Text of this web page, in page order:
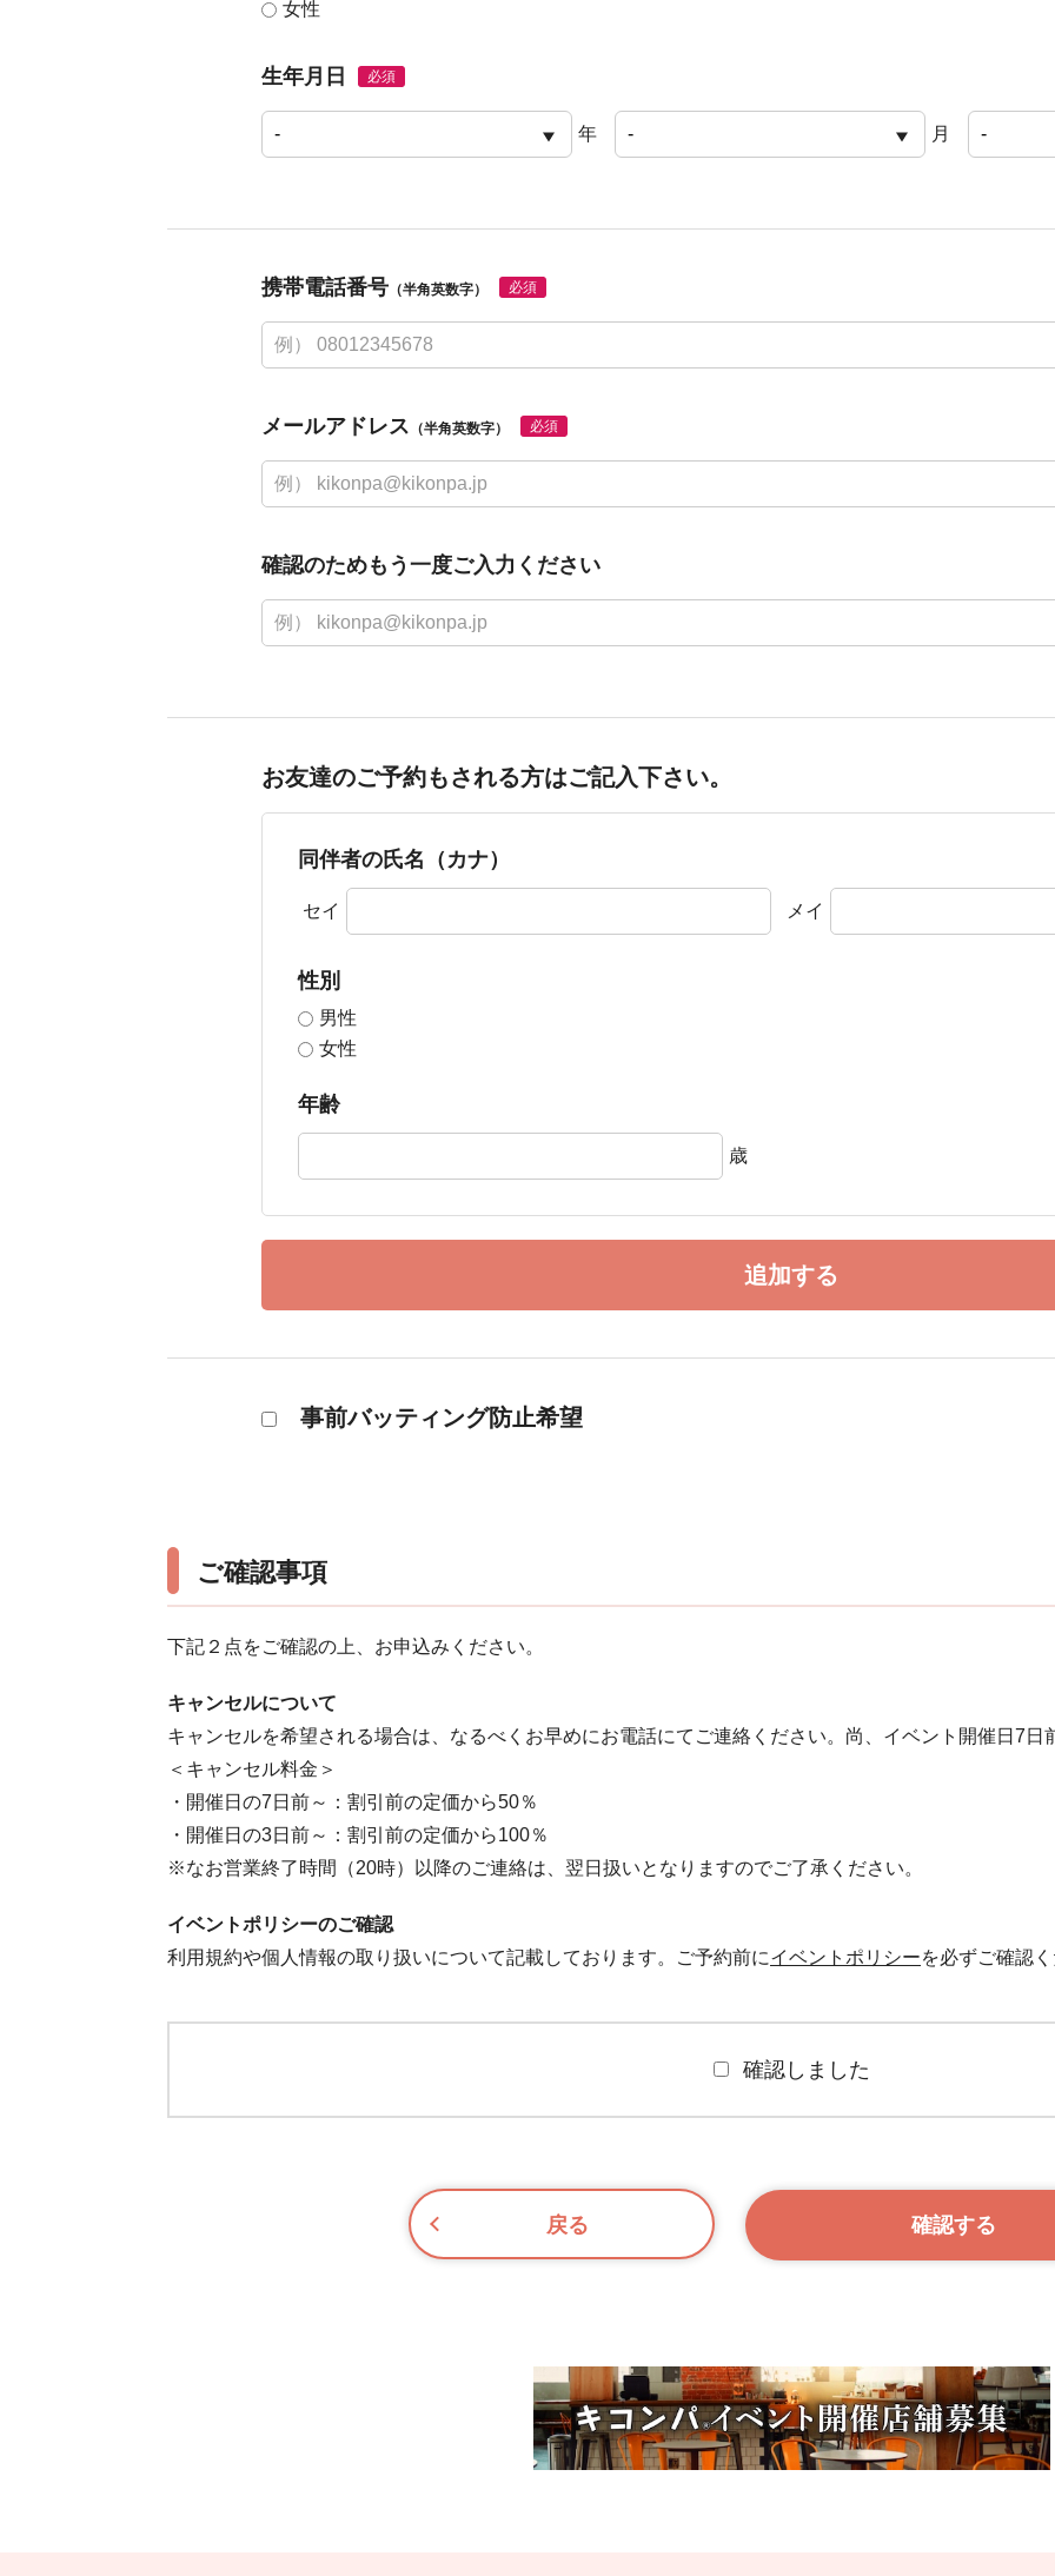
女性
生年月日 必須
年 月
携帯電話番号 （半角英数字） 必須
メールアドレス （半角英数字） 必須
確認のためもう一度ご入力ください
お友達のご予約もされる方はご記入下さい。
同伴者の氏名（カナ）
セイ メイ
性別
男性
女性
年齢
歳
追加する
事前バッティング防止希望
ご確認事項
下記２点をご確認の上、お申込みください。
キャンセルについて
キャンセルを希望される場合は、なるべくお早めにお電話にてご連絡ください。 尚、イベント開催日7
＜キャンセル料金＞
・開催日の7日前～：割引前の定価から50％
・開催日の3日前～：割引前の定価から100％
※なお営業終了時間（20時）以降のご連絡は、翌日扱いとなりますのでご了承ください。
イベントポリシーのご確認
利用規約や個人情報の取り扱いについて記載しております。ご予約前にイベントポリシーを必ずご確認
確認しました